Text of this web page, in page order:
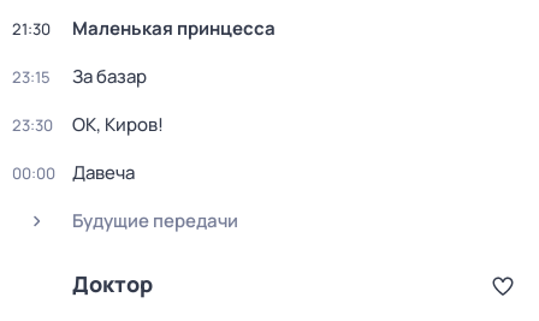
21:30 Маленькая принцесса
23:15 За базар
23:30 ОК, Киров!
00:00
Давеча
Будущие передачи
Доктор